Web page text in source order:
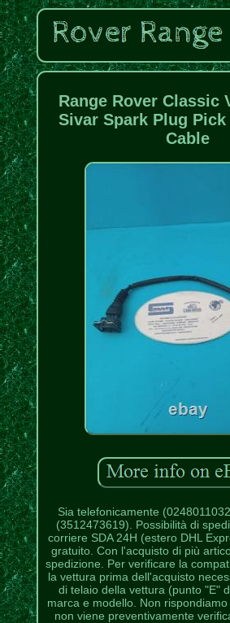
Range Rover Classic
Sivar Spark Plug Pick
Cable
Sia telefonicamente
(3512473619). Possibilità di
corriere SDA 24H (estero DHL
gratuito. Con l'acquisto di più
spedizione. Per verificare la
la vettura prima dell'acquisto
di telaio della vettura (punto "E"
marca e modello. Non
non viene preventivamente